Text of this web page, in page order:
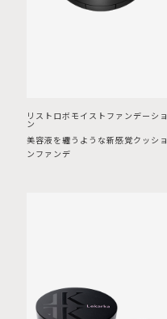
リストロボモイストファンデーショ
ン
美容液を纏うような新感覚クッショ
ンファンデ